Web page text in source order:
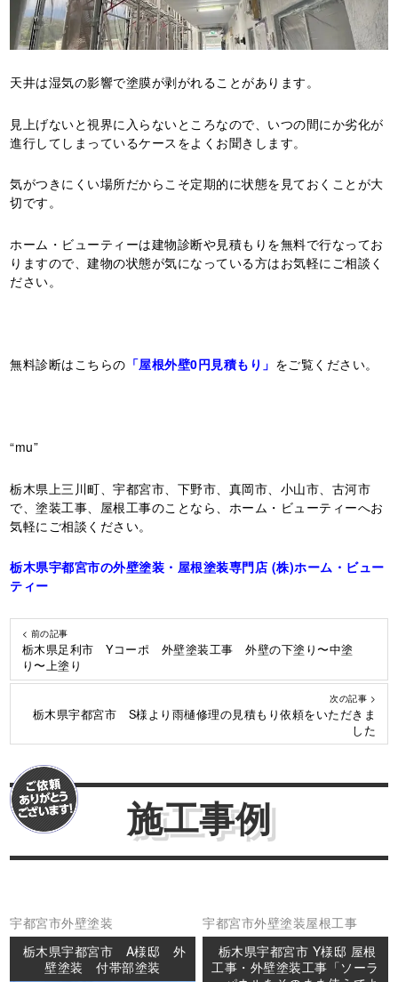
天井は湿気の影響で塗膜が剥がれることがあります。
見上げないと視界に入らないところなので、いつの間にか劣化が
進行してしまっているケースをよくお聞きします。
気がつきにくい場所だからこそ定期的に状態を見ておくことが大
切です。
ホーム・ビューティーは建物診断や見積もりを無料で行なってお
りますので、建物の状態が気になっている方はお気軽にご相談く
ださい。
無料診断はこちらの 「屋根外壁0円見積もり」 をご覧ください。
“mu”
栃木県上三川町、宇都宮市、下野市、真岡市、小山市、古河市
で、塗装工事、屋根工事のことなら、ホーム・ビューティーへお
気軽にご相談ください。
栃木県宇都宮市の外壁塗装・屋根塗装専門店 (株)ホーム・ビュー
ティー
< 前の記事
栃木県足利市 Yコーポ 外壁塗装工事 外壁の下塗り〜中塗
り〜上塗り
次の記事 >
栃木県宇都宮市 S様より雨樋修理の見積もり依頼をいただきま
した
施工事例
宇都宮市外壁塗装
栃木県宇都宮市 A様邸 外
壁塗装 付帯部塗装
宇都宮市外壁塗装屋根工事
栃木県宇都宮市 Y様邸 屋根
工事・外壁塗装工事「ソーラ